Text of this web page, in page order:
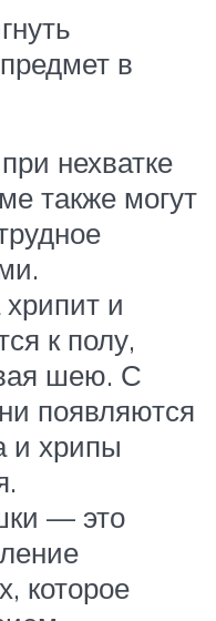
в
нехватке
также могут
и
к полу,
шею. С
появляются
и хрипы
— это
которое